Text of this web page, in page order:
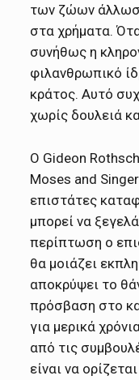
των ζώων
στα χρήματα.
συνήθως η
φιλανθρωπικό
κράτος. Αυτό
χωρίς δουλειά
Ο Gideon
Moses and
επιστάτες
μπορεί να
περίπτωση ο
θα μοιάζει
αποκρύψει το
πρόσβαση στο
για μερικά
από τις
είναι να